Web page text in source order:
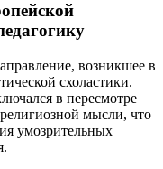
возникшее в
схоластики.
в пересмотре
мысли, что
умозрительных